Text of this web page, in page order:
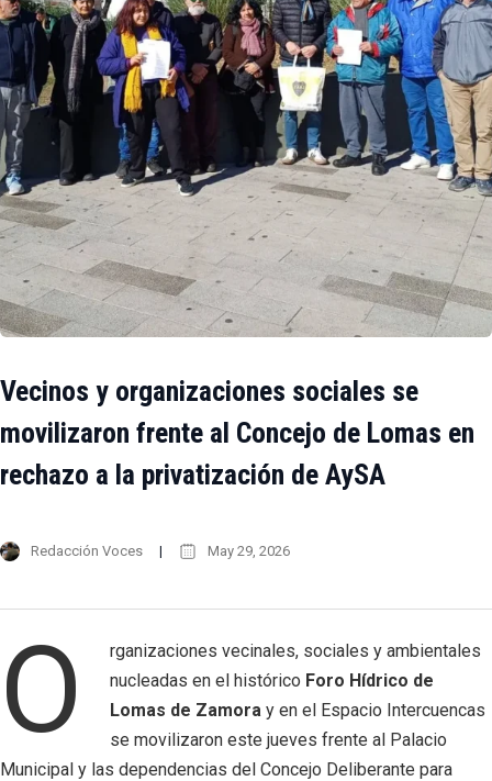
Vecinos y organizaciones sociales se
movilizaron frente al Concejo de Lomas en
rechazo a la privatización de AySA
Redacción Voces May 29, 2026
O
rganizaciones vecinales, sociales y ambientales
nucleadas en el histórico Foro Hídrico de
Lomas de Zamora y en el Espacio Intercuencas
se movilizaron este jueves frente al Palacio
Municipal y las dependencias del Concejo Deliberante para